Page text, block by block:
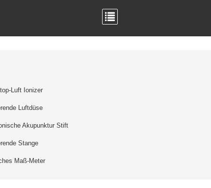
Luft Ionizer
Luftdüse
Akupunktur Stift
Stange
Maß-Meter